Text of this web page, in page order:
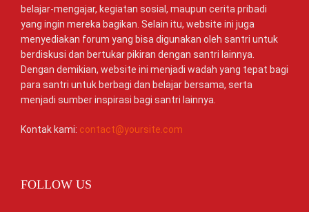
belajar-mengajar, kegiatan sosial, maupun cerita pribadi
yang ingin mereka bagikan. Selain itu, website ini juga
menyediakan forum yang bisa digunakan oleh santri untuk
berdiskusi dan bertukar pikiran dengan santri lainnya.
Dengan demikian, website ini menjadi wadah yang tepat bagi
para santri untuk berbagi dan belajar bersama, serta
menjadi sumber inspirasi bagi santri lainnya.
Kontak kami: contact@yoursite.com
FOLLOW US